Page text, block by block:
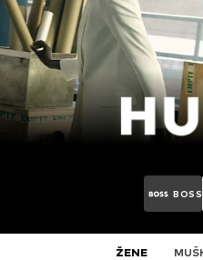
BOSS
ŽENE